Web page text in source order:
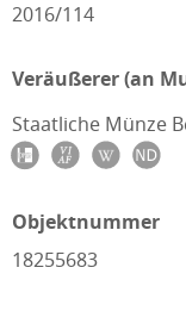
2016/114
Veräußerer (an
Staatliche Münze
Objektnummer
18255683